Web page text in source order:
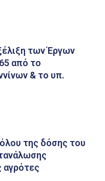
των Έργων
από το
& το υπ.
της δόσης του
αγρότες